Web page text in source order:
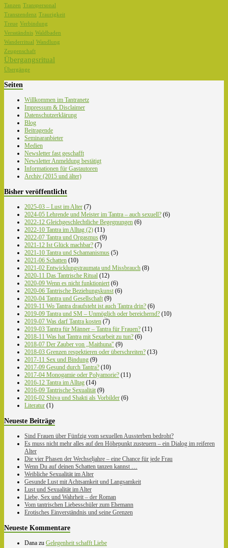
Tanzen Transpersonal
Transzendenz Traurigkeit
Treue Verbindung
Versständnis Waldbaden
Wanderritual Wandlung
Zeugenschaft
Übergangsritual
Übergänge
Seiten
Willkommen im Tantranetz
Impressum & Disclaimer
Datenschutzerklärung
Blog
Beitragende
Seminaranbieter
Medien
Newsletter fast geschafft
Newsletter Anmeldung bestätigt
Informationen für Gastautoren
Archiv (2015 und älter)
Bisher veröffentlicht
2025-03 – Lust im Alter (7)
2024-05 Lehrende und Meister im Tantra – auch sexuell? (6)
2022-12 Gleichgeschlechtliche Begegnungen (6)
2022-10 Tantra im Alltag (2) (11)
2022-07 Tantra und Orgasmus (9)
2021-12 Ist Glück machbar? (7)
2021-10 Tantra und Schamanismus (5)
2021-06 Schatten (10)
2021-02 Entwicklungstraumata und Missbrauch (8)
2020-11 Das Tantrische Ritual (12)
2020-09 Wenn es nicht funktioniert (6)
2020-06 Tantrische Beziehungskunst (6)
2020-04 Tantra und Gesellschaft (9)
2019-11 Wo Tantra draufsteht ist auch Tantra drin? (6)
2019-09 Tantra und SM – Unmöglich oder bereichernd? (10)
2019-07 Was darf Tantra kosten (7)
2019-03 Tantra für Männer – Tantra für Frauen? (11)
2018-11 Was hat Tantra mit Sexarbeit zu tun? (6)
2018-07 Der Zauber von „Maithuna" (9)
2018-03 Grenzen respektieren oder überschreiten? (13)
2017-11 Sex und Bindung (9)
2017-09 Gesund durch Tantra? (10)
2017-04 Monogamie oder Polyamorie? (11)
2016-12 Tantra im Alltag (14)
2016-09 Tantrische Sexualität (9)
2016-02 Shiva und Shakti als Vorbilder (6)
Literatur (1)
Neueste Beiträge
Sind Frauen über Fünfzig vom sexuellen Aussterben bedroht?
Es muss nicht mehr alles auf den Höhepunkt zusteuern – ein Dialog im reiferen
Alter
Die vier Phasen der Wechseljahre – eine Chance für jede Frau
Wenn Du auf deinen Schatten tanzen kannst …
Weibliche Sexualität im Alter
Gesunde Lust mit Achtsamkeit und Langsamkeit
Lust und Sexualität im Alter
Liebe, Sex und Wahrheit – der Roman
Vom tantrischen Liebesschüler zum Ehemann
Erotisches Einverständnis und seine Grenzen
Neueste Kommentare
Dana zu Gelegenheit schafft Liebe